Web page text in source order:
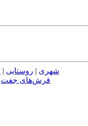
شهری | روستایی |
فرش‌های جفت